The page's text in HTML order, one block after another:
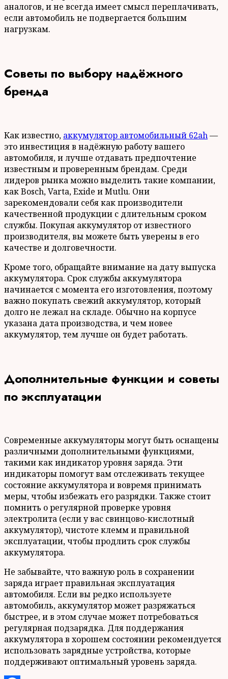
аналогов, и не всегда имеет смысл переплачивать,
если автомобиль не подвергается большим
нагрузкам.
Советы по выбору надёжного
бренда
Как известно, аккумулятор автомобильный 62ah—
это инвестиция в надёжную работу вашего
автомобиля, и лучше отдавать предпочтение
известным и проверенным брендам. Среди
лидеров рынка можно выделить такие компании,
как Bosch, Varta, Exide и Mutlu. Они
зарекомендовали себя как производители
качественной продукции с длительным сроком
службы. Покупая аккумулятор от известного
производителя, вы можете быть уверены в его
качестве и долговечности.
Кроме того, обращайте внимание на дату выпуска
аккумулятора. Срок службы аккумулятора
начинается с момента его изготовления, поэтому
важно покупать свежий аккумулятор, который
долго не лежал на складе. Обычно на корпусе
указана дата производства, и чем новее
аккумулятор, тем лучше он будет работать.
Дополнительные функции и советы
по эксплуатации
Современные аккумуляторы могут быть оснащены
различными дополнительными функциями,
такими как индикатор уровня заряда. Эти
индикаторы помогут вам отслеживать текущее
состояние аккумулятора и вовремя принимать
меры, чтобы избежать его разрядки. Также стоит
помнить о регулярной проверке уровня
электролита (если у вас свинцово-кислотный
аккумулятор), чистоте клемм и правильной
эксплуатации, чтобы продлить срок службы
аккумулятора.
Не забывайте, что важную роль в сохранении
заряда играет правильная эксплуатация
автомобиля. Если вы редко используете
автомобиль, аккумулятор может разряжаться
быстрее, и в этом случае может потребоваться
регулярная подзарядка. Для поддержания
аккумулятора в хорошем состоянии рекомендуется
использовать зарядные устройства, которые
поддерживают оптимальный уровень заряда.